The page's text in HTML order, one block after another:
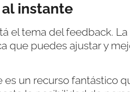
instante
el tema del feedback.
que puedes ajustar y
un recurso fantástico